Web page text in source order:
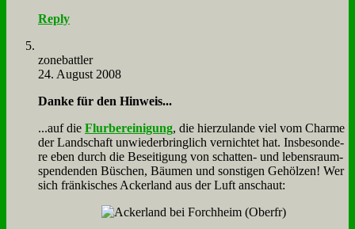
Reply
zone­batt­ler
24. August 2008
Dan­ke für den Hin­weis...
...auf die Flur­be­rei­ni­gung, die hier­zu­lan­de viel vom Charme
der Land­schaft un­wie­der­bring­lich ver­nich­tet hat. Ins­be­son­de­
re eben durch die Be­sei­ti­gung von schat­ten- und le­bens­raum­
spen­den­den Bü­schen, Bäu­men und son­sti­gen Ge­höl­zen! Wer
sich frän­ki­sches Acker­land aus der Luft an­schaut: